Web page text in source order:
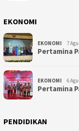
EKONOMI
EKONOMI 7
Pertamina
EKONOMI 6
Pertamina
PENDIDIKAN